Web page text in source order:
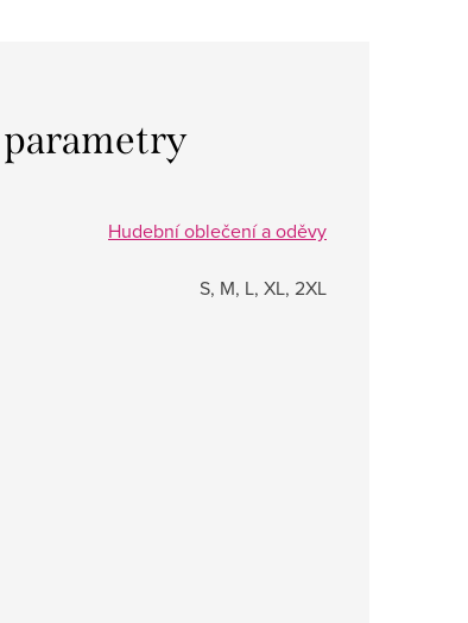
Hudební oblečení a oděvy
S, M, L, XL, 2XL